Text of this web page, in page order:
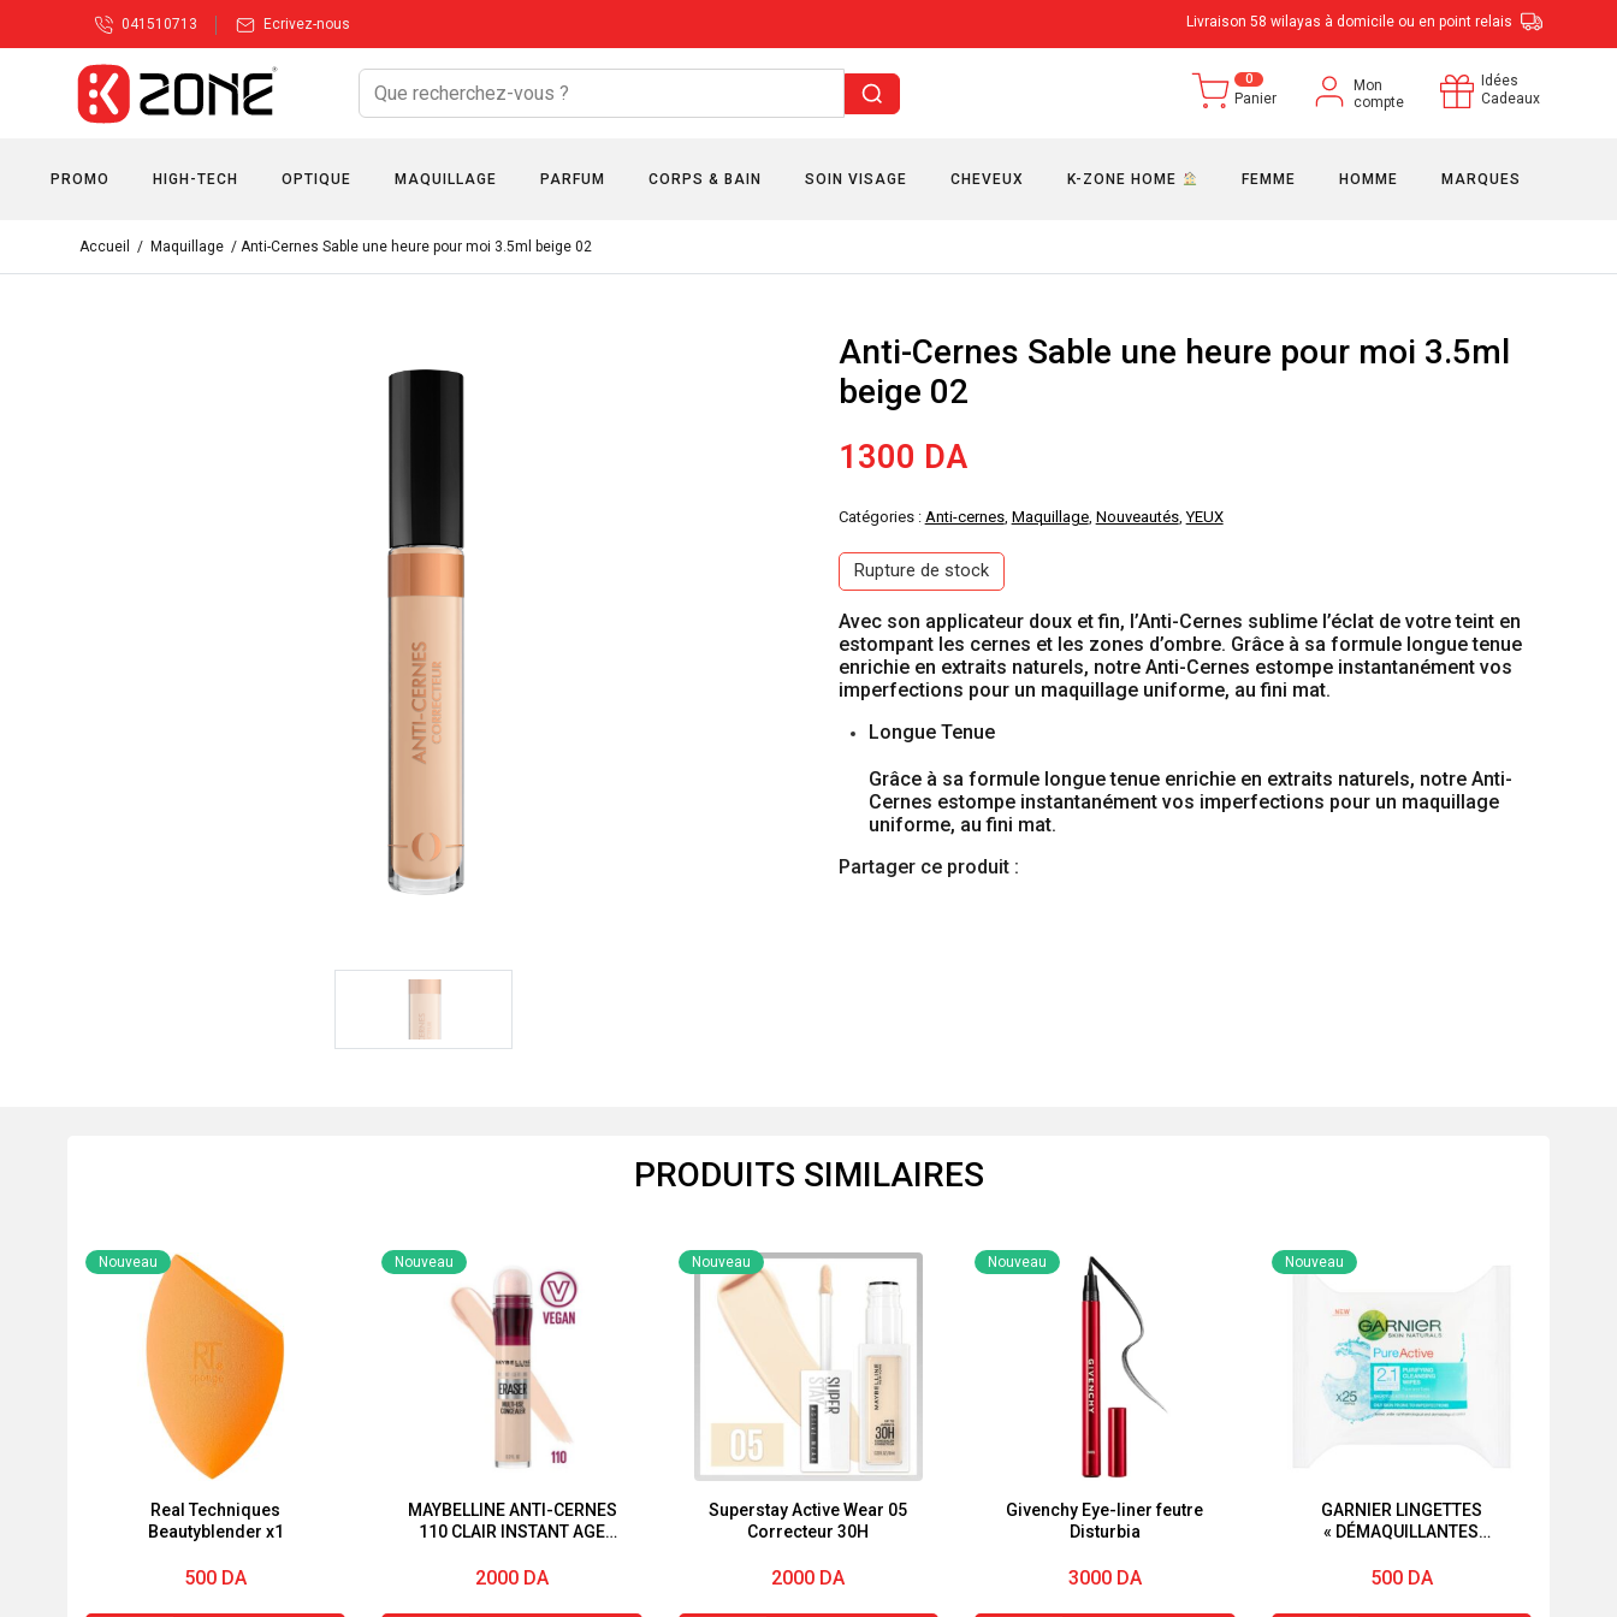
041510713 Ecrivez-nous Livraison 58 wilayas à domicile ou en point relais
0
Panier
Mon
compte
Idées
Cadeaux
PROMO HIGH-TECH OPTIQUE MAQUILLAGE PARFUM CORPS & BAIN SOIN VISAGE CHEVEUX K-ZONE HOME FEMME HOMME MARQUES
Accueil / Maquillage / Anti-Cernes Sable une heure pour moi 3.5ml beige 02
Anti-Cernes Sable une heure pour moi 3.5ml
beige 02
1300 DA
Catégories : Anti-cernes, Maquillage, Nouveautés,YEUX
Rupture de stock
Avec son applicateur doux et fin, l’Anti-Cernes sublime l’éclat de votre teint en
estompant les cernes et les zones d’ombre. Grâce à sa formule longue tenue
enrichie en extraits naturels, notre Anti-Cernes estompe instantanément vos
imperfections pour un maquillage uniforme, au fini mat.
Longue Tenue
Grâce à sa formule longue tenue enrichie en extraits naturels, notre Anti-
Cernes estompe instantanément vos imperfections pour un maquillage
uniforme, au fini mat.
Partager ce produit :
PRODUITS SIMILAIRES
Real Techniques
Beautyblender x1
Nouveau
500 DA
MAYBELLINE ANTI-CERNES
110 CLAIR INSTANT AGE
MULTI-USAGE
Nouveau
2000 DA
Superstay Active Wear 05
Correcteur 30H
Nouveau
2000 DA
Givenchy Eye-liner feutre
Disturbia
Nouveau
3000 DA
GARNIER LINGETTES
« DÉMAQUILLANTES
« PUREACTIVE » « 2EN1 »
Nouveau
500 DA